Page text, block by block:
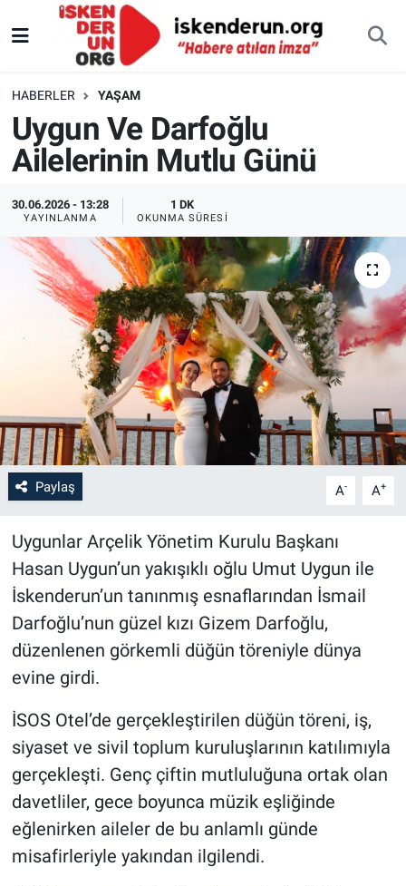
HABERLER YAŞAM
Uygun Ve Darfoğlu
Ailelerinin Mutlu Günü
30.06.2026 - 13:28
YAYINLANMA
1 DK
OKUNMA SÜRESI
Paylaş A- A+
Uygunlar Arçelik Yönetim Kurulu Başkanı
Hasan Uygun’un yakışıklı oğlu Umut Uygun ile
İskenderun’un tanınmış esnaflarından İsmail
Darfoğlu’nun güzel kızı Gizem Darfoğlu,
düzenlenen görkemli düğün töreniyle dünya
evine girdi.
İSOS Otel’de gerçekleştirilen düğün töreni, iş,
siyaset ve sivil toplum kuruluşlarının katılımıyla
gerçekleşti. Genç çiftin mutluluğuna ortak olan
davetliler, gece boyunca müzik eşliğinde
eğlenirken aileler de bu anlamlı günde
misafirleriyle yakından ilgilendi.